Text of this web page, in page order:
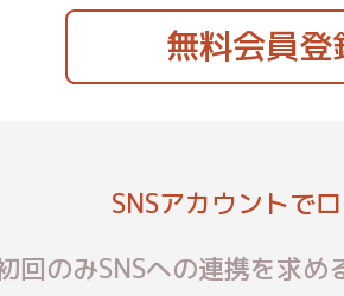
無料会員登
SNSアカウントで
回のみSNSへの連携を求め